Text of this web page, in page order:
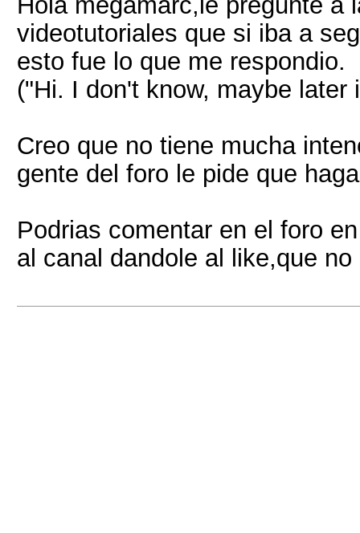
videotutoriales que si iba a
esto fue lo que me respondio.
("Hi. I don't know, maybe later
Creo que no tiene mucha
gente del foro le pide que
Podrias comentar en el foro
al canal dandole al like,que